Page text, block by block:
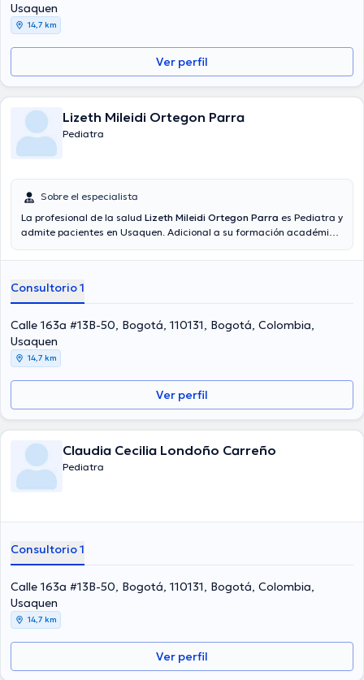
Usaquen
14,7 km
Ver perfil
Lizeth Mileidi Ortegon Parra
Pediatra
Sobre el especialista
La profesional de la salud Lizeth Mileidi Ortegon Parra es Pediatra y
admite pacientes en Usaquen. Adicional a su formación académica
especialidad. La Dra. posee años de experiencia laboral en su área
miembro de diversas asociaciones médicas. Lizeth Mileidi Ortegon
Parra ha intervenido en innumerables conferencias con la intención
de lograr tener una formación continua en su campo de
especialización y ha compartido diversas ediciones. La consulta se
puede hacer en Español.
Consultorio 1
Calle 163a #13B-50, Bogotá, 110131, Bogotá, Colombia,
Usaquen
14,7 km
Ver perfil
Claudia Cecilia Londoño Carreño
Pediatra
Consultorio 1
Calle 163a #13B-50, Bogotá, 110131, Bogotá, Colombia,
Usaquen
14,7 km
Ver perfil